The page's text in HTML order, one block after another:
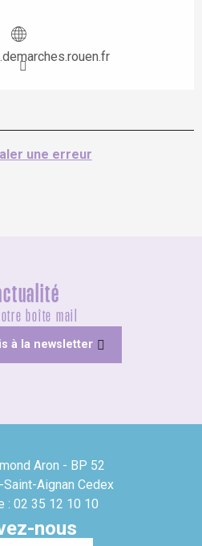
une erreur
boîte mail
à la newsletter
Aron - BP 52
Aignan Cedex
: 02 35 12 10 10
nous